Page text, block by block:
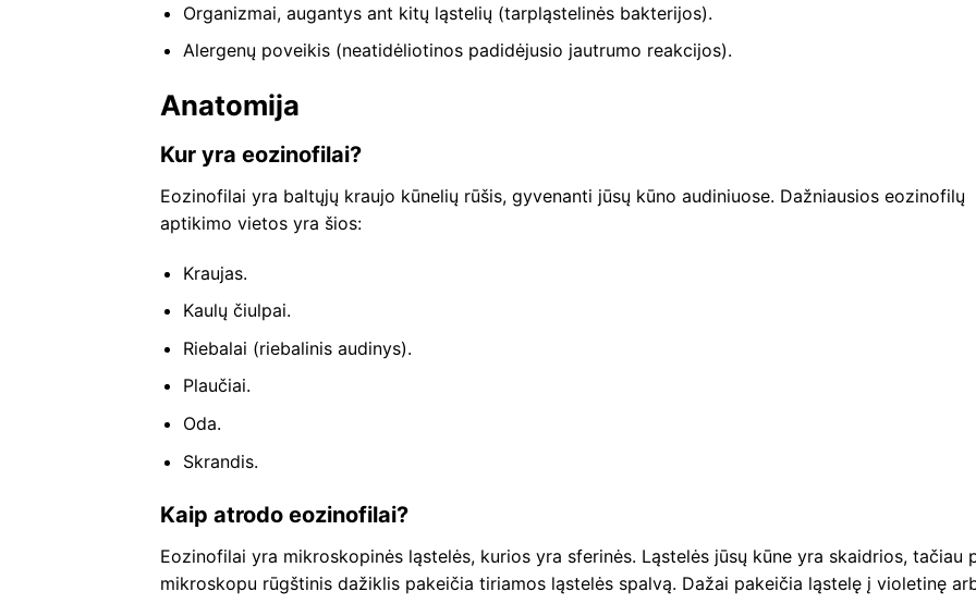
Organizmai, augantys ant kitų ląstelių (tarpląstelinės bakterijos).
Alergenų poveikis (neatidėliotinos padidėjusio jautrumo reakcijos).
Anatomija
Kur yra eozinofilai?
Eozinofilai yra baltųjų kraujo kūnelių rūšis, gyvenanti jūsų kūno audiniuose. Dažniausios eozinofilų
aptikimo vietos yra šios:
Kraujas.
Kaulų čiulpai.
Riebalai (riebalinis audinys).
Plaučiai.
Oda.
Skrandis.
Kaip atrodo eozinofilai?
Eozinofilai yra mikroskopinės ląstelės, kurios yra sferinės. Ląstelės jūsų kūne yra skaidrios, tačiau
mikroskopu rūgštinis dažiklis pakeičia tiriamos ląstelės spalvą. Dažai pakeičia ląstelę į violetinę